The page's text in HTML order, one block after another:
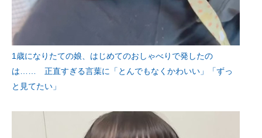
1歳になりたての娘、はじめてのおしゃべりで発したの
は…… 正直すぎる言葉に「とんでもなくかわいい」「ずっ
と見てたい」